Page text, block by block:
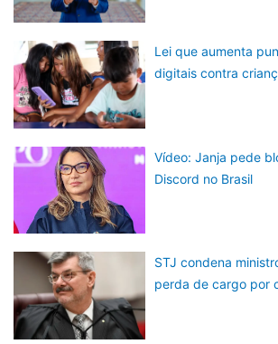
Lei que aumenta
digitais contra
Vídeo: Janja pede
Discord no Brasil
STJ condena
perda de cargo por